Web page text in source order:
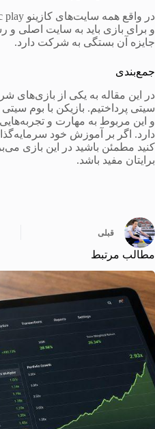
و برای بازی باید به سایت اصلی
جایزه آن بستگی به شرکت دارد.
جمع‌بندی
در این مقاله به یکی از بازی‌های
سیتی پرداختیم. بازیکن با بوم
و این مربوط به مهارت و
دارد. اگر بر آموزش خود
کنید مطمئن باشید در این بازی
برایتان مفید باشد.
قبلی
مطالب مرتبط